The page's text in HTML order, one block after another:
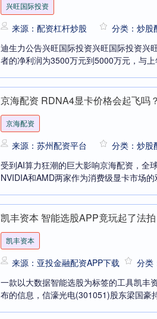
兴旺国际投资
来源：配资杠杆炒股 分类：炒股
迪生力公告兴旺国际投资兴旺国际投资兴
者的净利润为3500万元到5000万元，与
京海配资 RDNA4显卡价格会起飞吗
京海配资
来源：苏州配资平台 分类：炒股
受到AI算力狂潮的巨大影响京海配资，全
NVIDIA和AMD两家作为消费级显卡市场
凯丰资本 智能选股APP竟玩起了法
凯丰资本
来源：亚投金融配资APP下载 分类
一款以大数据智能选股为标签的工具凯丰
布的信息，信濠光电(301051)股东梁国豪